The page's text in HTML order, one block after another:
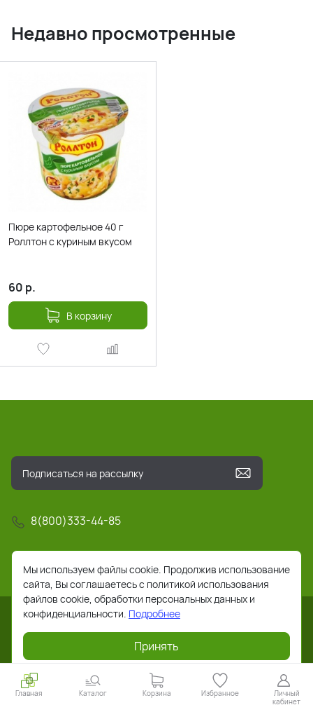
Недавно просмотренные
Пюре картофельное 40 г
Роллтон с куриным вкусом
60 р.
В корзину
8(800)333-44-85
info@pochta-rts.ru
2026 © Все права защищены. Работает наReadyScript
Главная Каталог Корзина Избранное
Личный
кабинет
Мы используем файлы cookie. Продолжив использование
сайта, Вы соглашаетесь с политикой использования
файлов cookie, обработки персональных данных и
конфиденциальности. Подробнее
Принять